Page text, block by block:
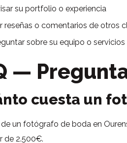
su portfolio o experiencia
reseñas o comentarios de otros
sobre su equipo o servicios
—
cuesta un
un fotógrafo de boda en
de 2.500€.